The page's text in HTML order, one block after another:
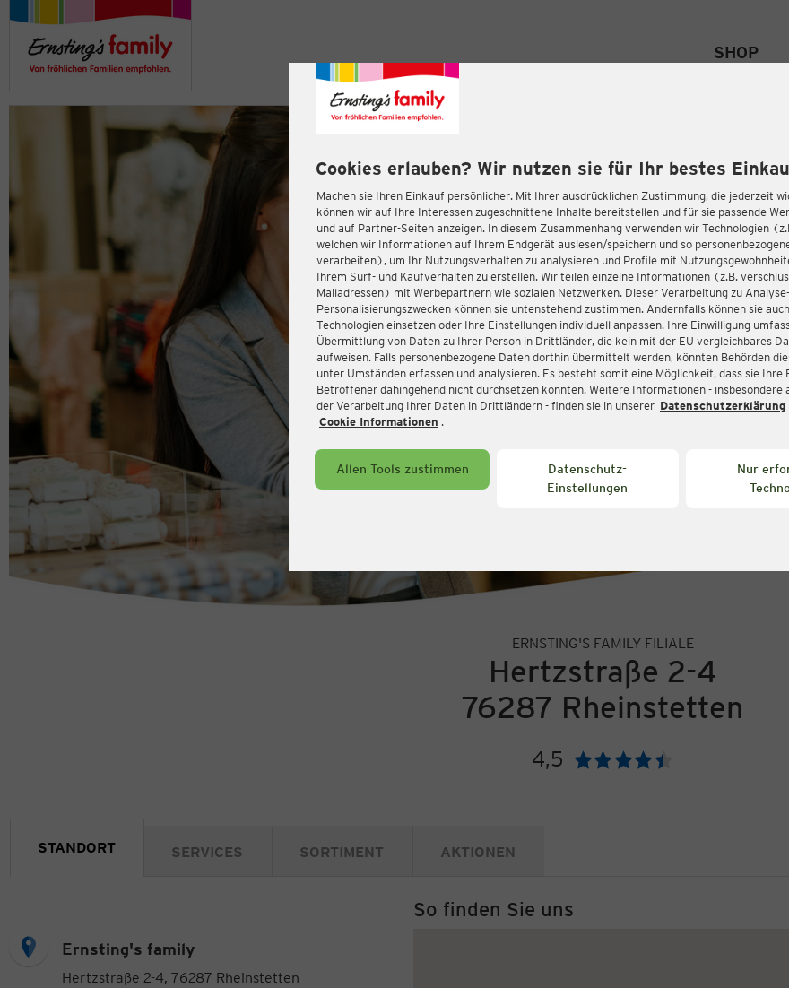
Cookies erlauben? Wir nutzen sie für Ihr bestes
Machen sie Ihren Einkauf persönlicher. Mit Ihrer ausdrücklichen Zustimmung, die jederzeit
können wir auf Ihre Interessen zugeschnittene Inhalte bereitstellen und für sie passende
und auf Partner-Seiten anzeigen. In diesem Zusammenhang verwenden wir Technologien
welchen wir Informationen auf Ihrem Endgerät auslesen/speichern und so
verarbeiten), um Ihr Nutzungsverhalten zu analysieren und Profile mit
Ihrem Surf- und Kaufverhalten zu erstellen. Wir teilen einzelne Informationen (z.B.
Mailadressen) mit Werbepartnern wie sozialen Netzwerken. Dieser Verarbeitung zu
Personalisierungszwecken können sie untenstehend zustimmen. Andernfalls können sie
Technologien einsetzen oder Ihre Einstellungen individuell anpassen. Ihre Einwilligung
Übermittlung von Daten zu Ihrer Person in Drittländer, die kein mit der EU vergleichbares
aufweisen. Falls personenbezogene Daten dorthin übermittelt werden, könnten Behörden
unter Umständen erfassen und analysieren. Es besteht somit eine Möglichkeit, dass sie Ihre
Betroffener dahingehend nicht durchsetzen könnten. Weitere Informationen - insbesondere
der Verarbeitung Ihrer Daten in Drittländern - finden sie in unserer Datenschutzerklärung
Cookie Informationen .
Allen Tools zustimmen
Datenschutz-
Einstellungen
Nur
SHOP
ERNSTING'S FAMILY FILIALE
Hertzstraße 2-4
76287 Rheinstetten
4,5 Bewertung:
STANDORT SERVICES SORTIMENT AKTIONEN
Ernsting's family
Hertzstraße 2-4, 76287 Rheinstetten
So finden Sie uns